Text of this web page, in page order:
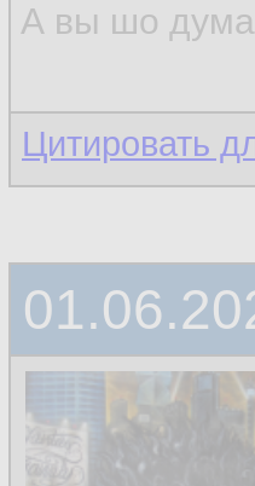
А вы шо
Цитировать